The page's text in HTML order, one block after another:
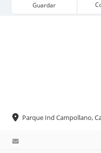
Guardar
Parque Ind Campollano,